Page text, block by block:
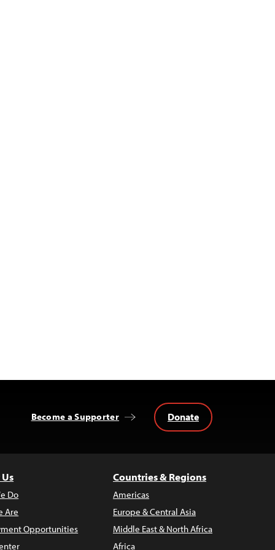
Become a Supporter Donate
Do
Are
Opportunities
Countries & Regions
Americas
Europe & Central Asia
Middle East & North Africa
Africa